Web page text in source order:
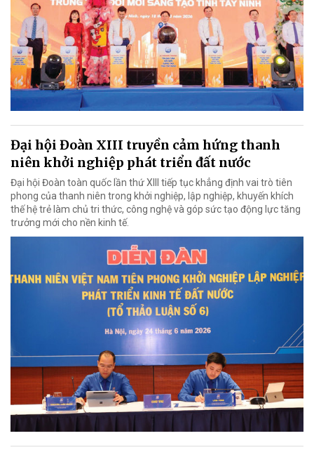
Đại hội Đoàn XIII truyền cảm hứng thanh
niên khởi nghiệp phát triển đất nước
Đại hội Đoàn toàn quốc lần thứ XIII tiếp tục khẳng định vai trò tiên
phong của thanh niên trong khởi nghiệp, lập nghiệp, khuyến khích
thế hệ trẻ làm chủ tri thức, công nghệ và góp sức tạo động lực tăng
trưởng mới cho nền kinh tế.